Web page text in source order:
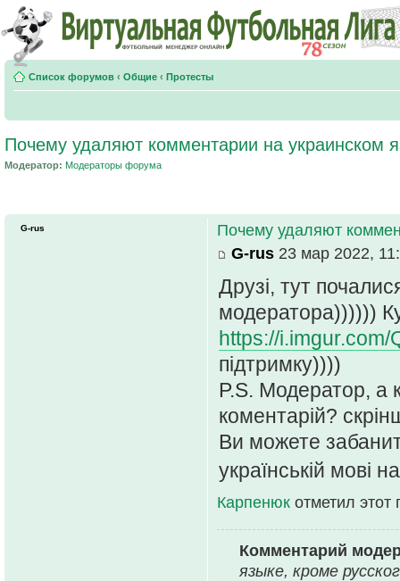
Список форумов ‹ Общие ‹ Протесты
Почему удаляют комментарии на украинском
Модератор: Модераторы форума
Почему удаляют
G-rus 23 мар 2022,
Друзі, тут
модератора))))))
https://i.imgur.com/
підтримку))))
P.S. Модератор, а
коментарій?
Ви можете
українській мові
Карпенюк отметил этот
Комментарий
языке, кроме
G-rus